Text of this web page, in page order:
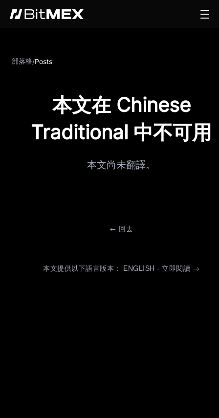
部落格/Posts
本文在 Chinese
Traditional 中不可用
本文尚未翻譯。
← 回去
本文提供以下語言版本： ENGLISH - 立即閱讀 →